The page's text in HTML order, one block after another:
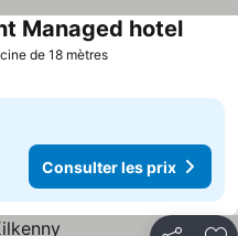
de 18 mètres
Managed hotel
Consulter les prix